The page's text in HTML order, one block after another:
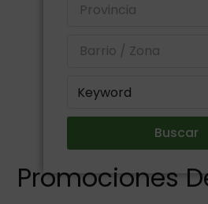
Provincia
Barrio / Zona
Buscar
Promociones